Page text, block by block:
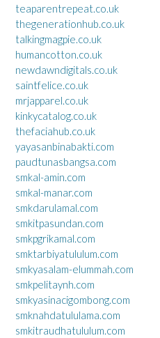
teaparentrepeat.co.uk
thegenerationhub.co.uk
talkingmagpie.co.uk
humancotton.co.uk
newdawndigitals.co.uk
saintfelice.co.uk
mrjapparel.co.uk
kinkycatalog.co.uk
thefaciahub.co.uk
yayasanbinabakti.com
paudtunasbangsa.com
smkal-amin.com
smkal-manar.com
smkdarulamal.com
smkitpasundan.com
smkpgrikamal.com
smktarbiyatululum.com
smkyasalam-elummah.com
smkpelitaynh.com
smkyasinacigombong.com
smknahdatululama.com
smkitraudhatululum.com